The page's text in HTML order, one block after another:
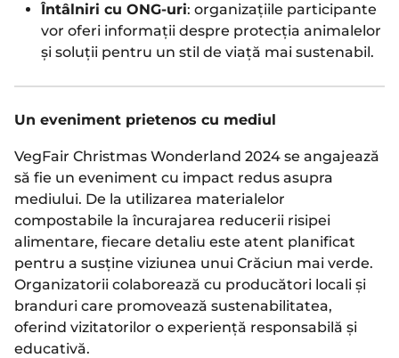
Întâlniri cu ONG-uri: organizațiile participante
vor oferi informații despre protecția animalelor
și soluții pentru un stil de viață mai sustenabil.
Un eveniment prietenos cu mediul
VegFair Christmas Wonderland 2024 se angajează
să fie un eveniment cu impact redus asupra
mediului. De la utilizarea materialelor
compostabile la încurajarea reducerii risipei
alimentare, fiecare detaliu este atent planificat
pentru a susține viziunea unui Crăciun mai verde.
Organizatorii colaborează cu producători locali și
branduri care promovează sustenabilitatea,
oferind vizitatorilor o experiență responsabilă și
educativă.